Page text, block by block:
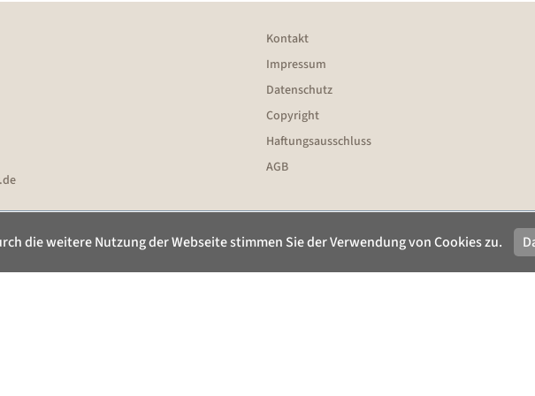
die weitere Nutzung der Webseite stimmen Sie der Verwendung von Cookies zu.
Kontakt
Impressum
Datenschutz
Copyright
Haftungsausschluss
AGB
für Ferienwohnungen -FewoVerwalter